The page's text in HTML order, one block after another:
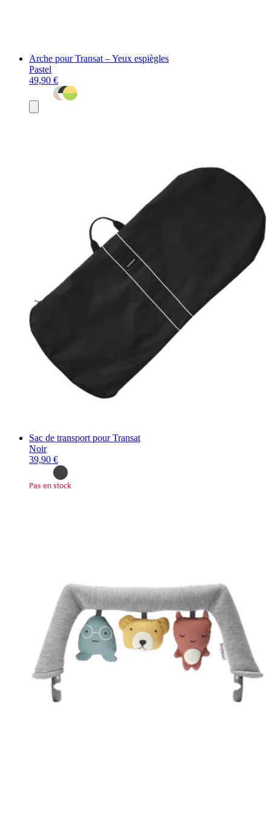
Arche pour Transat – Yeux espiègles
Pastel
49,90 €
au
Sac de transport pour Transat
Noir
39,90 €
Pas en stock